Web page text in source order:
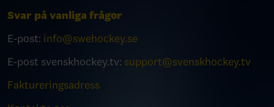
Svar på vanliga frågor
E-post: info@swehockey.se
E-post svenskhockey.tv: support@svenskhockey.tv
Faktureringsadress